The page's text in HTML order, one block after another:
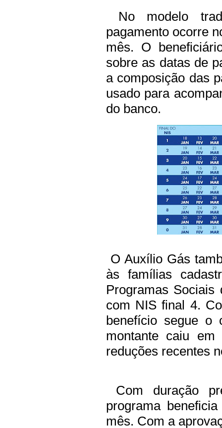
No modelo
pagamento ocorre
mês. O
sobre as datas de
a composição das
usado para
do banco.
O Auxílio Gás
às famílias
Programas Sociais
com NIS final 4.
benefício segue o
montante caiu
reduções recentes
Com duração
programa
mês. Com a